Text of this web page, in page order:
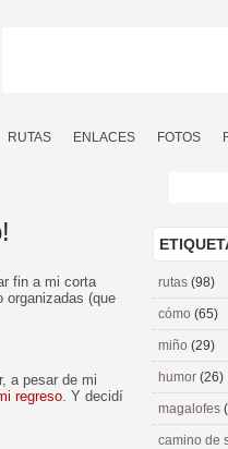
RUTAS ENLACES FOTOS
fin a mi corta
organizadas (que
a pesar de mi
regreso. Y decidí
rutas (98)
cómo (65)
miño (29)
humor (26)
magalofes
camino de